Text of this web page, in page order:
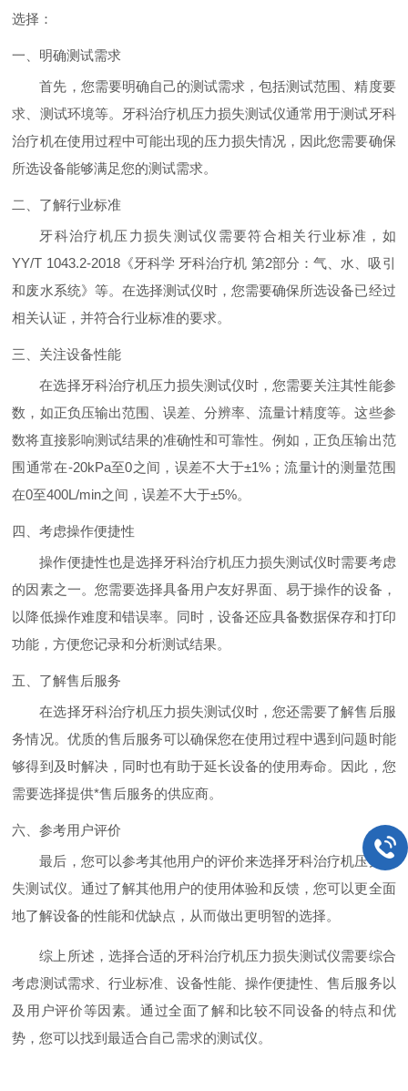
选择：
一、明确测试需求
首先，您需要明确自己的测试需求，包括测试范围、精度要
求、测试环境等。牙科治疗机压力损失测试仪通常用于测试牙科
治疗机在使用过程中可能出现的压力损失情况，因此您需要确保
所选设备能够满足您的测试需求。
二、了解行业标准
牙科治疗机压力损失测试仪需要符合相关行业标准，如
YY/T 1043.2-2018《牙科学 牙科治疗机 第2部分：气、水、吸引
和废水系统》等。在选择测试仪时，您需要确保所选设备已经过
相关认证，并符合行业标准的要求。
三、关注设备性能
在选择牙科治疗机压力损失测试仪时，您需要关注其性能参
数，如正负压输出范围、误差、分辨率、流量计精度等。这些参
数将直接影响测试结果的准确性和可靠性。例如，正负压输出范
围通常在-20kPa至0之间，误差不大于±1%；流量计的测量范围
在0至400L/min之间，误差不大于±5%。
四、考虑操作便捷性
操作便捷性也是选择牙科治疗机压力损失测试仪时需要考虑
的因素之一。您需要选择具备用户友好界面、易于操作的设备，
以降低操作难度和错误率。同时，设备还应具备数据保存和打印
功能，方便您记录和分析测试结果。
五、了解售后服务
在选择牙科治疗机压力损失测试仪时，您还需要了解售后服
务情况。优质的售后服务可以确保您在使用过程中遇到问题时能
够得到及时解决，同时也有助于延长设备的使用寿命。因此，您
需要选择提供*售后服务的供应商。
六、参考用户评价
最后，您可以参考其他用户的评价来选择牙科治疗机压力损
失测试仪。通过了解其他用户的使用体验和反馈，您可以更全面
地了解设备的性能和优缺点，从而做出更明智的选择。
综上所述，选择合适的牙科治疗机压力损失测试仪需要综合
考虑测试需求、行业标准、设备性能、操作便捷性、售后服务以
及用户评价等因素。通过全面了解和比较不同设备的特点和优
势，您可以找到最适合自己需求的测试仪。